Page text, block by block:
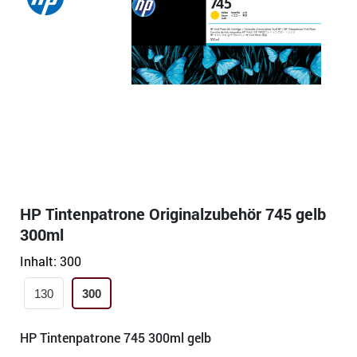
HP Tintenpatrone Originalzubehör 745 gelb
300ml
Inhalt: 300
130 300
HP Tintenpatrone 745 300ml gelb